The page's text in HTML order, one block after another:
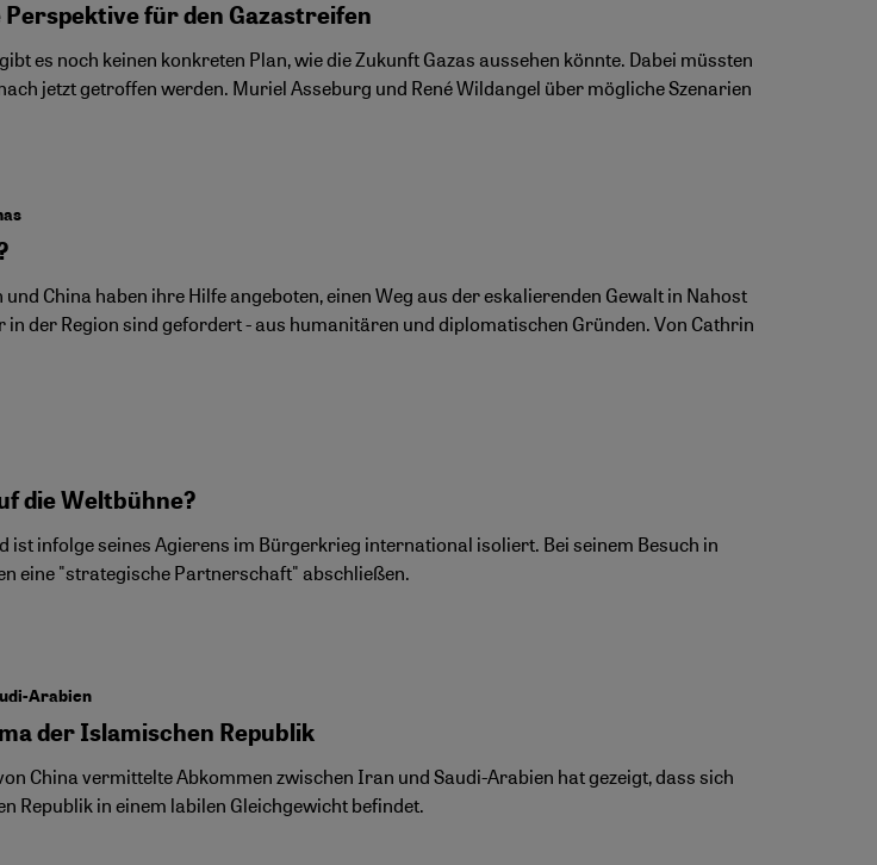
für den Gazastreifen
es noch keinen konkreten Plan, wie die Zukunft Gazas aussehen könnte. Dabei müssten
jetzt getroffen werden. Muriel Asseburg und René Wildangel über mögliche Szenarien
und China haben ihre Hilfe angeboten, einen Weg aus der eskalierenden Gewalt in Nahost
in der Region sind gefordert - aus humanitären und diplomatischen Gründen. Von Cathrin
die Weltbühne?
ist infolge seines Agierens im Bürgerkrieg international isoliert. Bei seinem Besuch in
eine "strategische Partnerschaft" abschließen.
Arabien
der Islamischen Republik
China vermittelte Abkommen zwischen Iran und Saudi-Arabien hat gezeigt, dass sich
Republik in einem labilen Gleichgewicht befindet.